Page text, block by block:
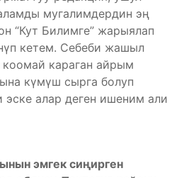
мугалимдердин эң
“Кут Билимге” жарыялап
кетем. Себеби жашыл
караган айрым
күмүш сырга болуп
эске алар деген ишеним али
эмгек сиңирген